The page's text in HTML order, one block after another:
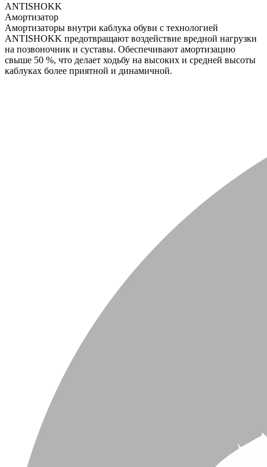
ANTISHOKK
Амортизатор
Амортизаторы внутри каблука обуви с технологией
ANTISHOKK предотвращают воздействие вредной нагрузки
на позвоночник и суставы. Обеспечивают амортизацию
свыше 50 %, что делает ходьбу на высоких и средней высоты
каблуках более приятной и динамичной.